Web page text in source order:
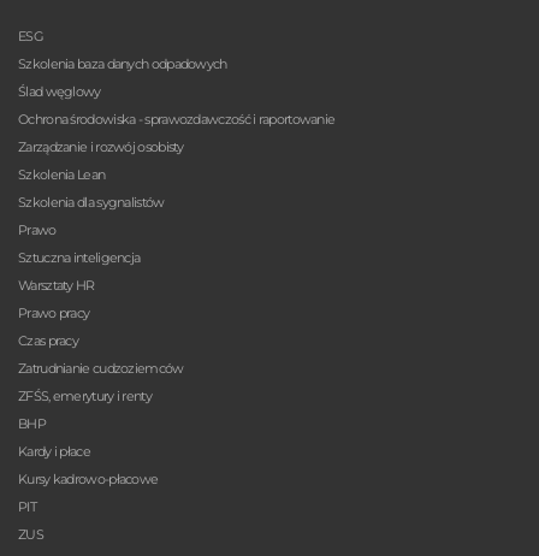
ESG
Szkolenia baza danych odpadowych
Ślad węglowy
Ochrona środowiska - sprawozdawczość i raportowanie
Zarządzanie i rozwój osobisty
Szkolenia Lean
Szkolenia dla sygnalistów
Prawo
Sztuczna inteligencja
Warsztaty HR
Prawo pracy
Czas pracy
Zatrudnianie cudzoziemców
ZFŚS, emerytury i renty
BHP
Kardy i płace
Kursy kadrowo-płacowe
PIT
ZUS